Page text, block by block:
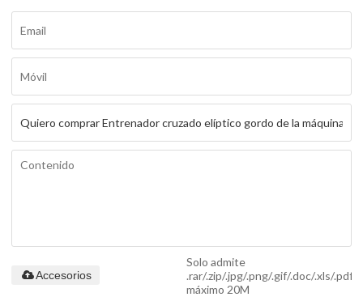
Solo admite
.rar/.zip/.jpg/.png/.gif/.doc/.xls/.pdf,
máximo 20M
Accesorios